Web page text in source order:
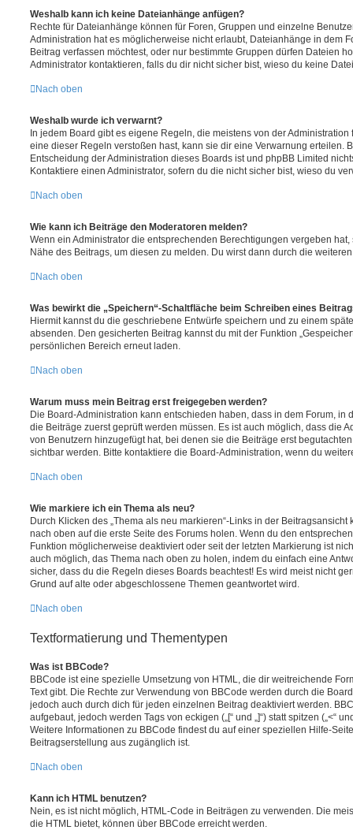
Weshalb kann ich keine Dateianhänge anfügen?
Rechte für Dateianhänge können für Foren, Gruppen und einzelne
Administration hat es möglicherweise nicht erlaubt, Dateianhänge in dem
Beitrag verfassen möchtest, oder nur bestimmte Gruppen dürfen Dateien
Administrator kontaktieren, falls du dir nicht sicher bist, wieso du keine
Nach oben
Weshalb wurde ich verwarnt?
In jedem Board gibt es eigene Regeln, die meistens von der
eine dieser Regeln verstoßen hast, kann sie dir eine Verwarnung erteilen.
Entscheidung der Administration dieses Boards ist und phpBB Limited
Kontaktiere einen Administrator, sofern du die nicht sicher bist, wieso du
Nach oben
Wie kann ich Beiträge den Moderatoren melden?
Wenn ein Administrator die entsprechenden Berechtigungen vergeben
Nähe des Beitrags, um diesen zu melden. Du wirst dann durch die
Nach oben
Was bewirkt die „Speichern“-Schaltfläche beim Schreiben eines
Hiermit kannst du die geschriebene Entwürfe speichern und zu einem
absenden. Den gesicherten Beitrag kannst du mit der Funktion
persönlichen Bereich erneut laden.
Nach oben
Warum muss mein Beitrag erst freigegeben werden?
Die Board-Administration kann entschieden haben, dass in dem Forum, in
die Beiträge zuerst geprüft werden müssen. Es ist auch möglich, dass die
von Benutzern hinzugefügt hat, bei denen sie die Beiträge erst
sichtbar werden. Bitte kontaktiere die Board-Administration, wenn du
Nach oben
Wie markiere ich ein Thema als neu?
Durch Klicken des „Thema als neu markieren“-Links in der
nach oben auf die erste Seite des Forums holen. Wenn du den
Funktion möglicherweise deaktiviert oder seit der letzten Markierung ist
auch möglich, das Thema nach oben zu holen, indem du einfach eine
sicher, dass du die Regeln dieses Boards beachtest! Es wird meist nicht
Grund auf alte oder abgeschlossene Themen geantwortet wird.
Nach oben
Textformatierung und Thementypen
Was ist BBCode?
BBCode ist eine spezielle Umsetzung von HTML, die dir weitreichende
Text gibt. Die Rechte zur Verwendung von BBCode werden durch die
jedoch auch durch dich für jeden einzelnen Beitrag deaktiviert werden.
aufgebaut, jedoch werden Tags von eckigen („[“ und „]“) statt spitzen („<“
Weitere Informationen zu BBCode findest du auf einer speziellen Hilfe-
Beitragserstellung aus zugänglich ist.
Nach oben
Kann ich HTML benutzen?
Nein, es ist nicht möglich, HTML-Code in Beiträgen zu verwenden. Die
die HTML bietet, können über BBCode erreicht werden.